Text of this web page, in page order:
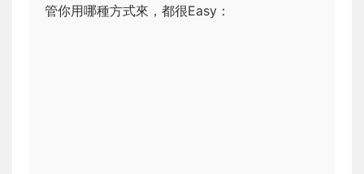
管你用哪種方式來，都很Easy：